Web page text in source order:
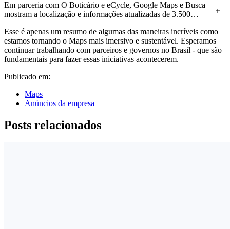
Em parceria com O Boticário e eCycle, Google Maps e Busca
mostram a localização e informações atualizadas de 3.500
Esse é apenas um resumo de algumas das maneiras incríveis como
estamos tornando o Maps mais imersivo e sustentável. Esperamos
continuar trabalhando com parceiros e governos no Brasil - que são
fundamentais para fazer essas iniciativas acontecerem.
Publicado em:
Maps
Anúncios da empresa
Posts relacionados